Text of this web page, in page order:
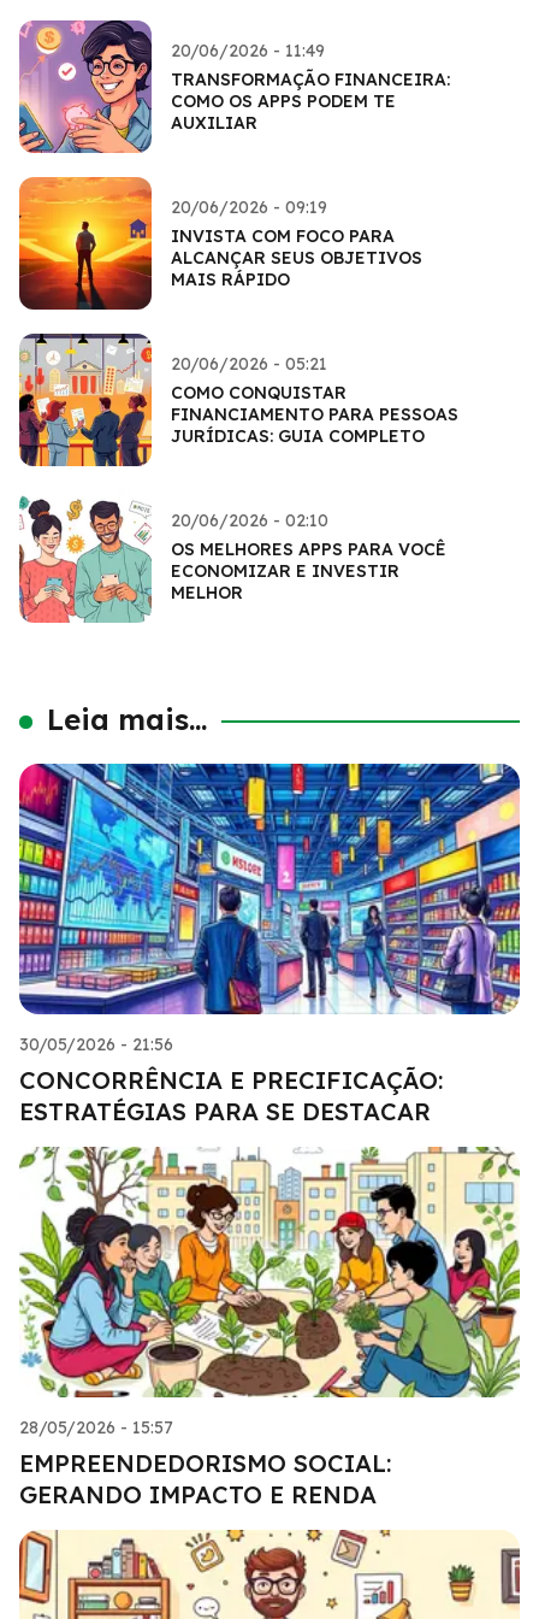
20/06/2026 - 11:49
TRANSFORMAÇÃO FINANCEIRA:
COMO OS APPS PODEM TE
AUXILIAR
20/06/2026 - 09:19
INVISTA COM FOCO PARA
ALCANÇAR SEUS OBJETIVOS
MAIS RÁPIDO
20/06/2026 - 05:21
COMO CONQUISTAR
FINANCIAMENTO PARA PESSOAS
JURÍDICAS: GUIA COMPLETO
20/06/2026 - 02:10
OS MELHORES APPS PARA VOCÊ
ECONOMIZAR E INVESTIR
MELHOR
Leia mais...
30/05/2026 - 21:56
CONCORRÊNCIA E PRECIFICAÇÃO:
ESTRATÉGIAS PARA SE DESTACAR
28/05/2026 - 15:57
EMPREENDEDORISMO SOCIAL:
GERANDO IMPACTO E RENDA